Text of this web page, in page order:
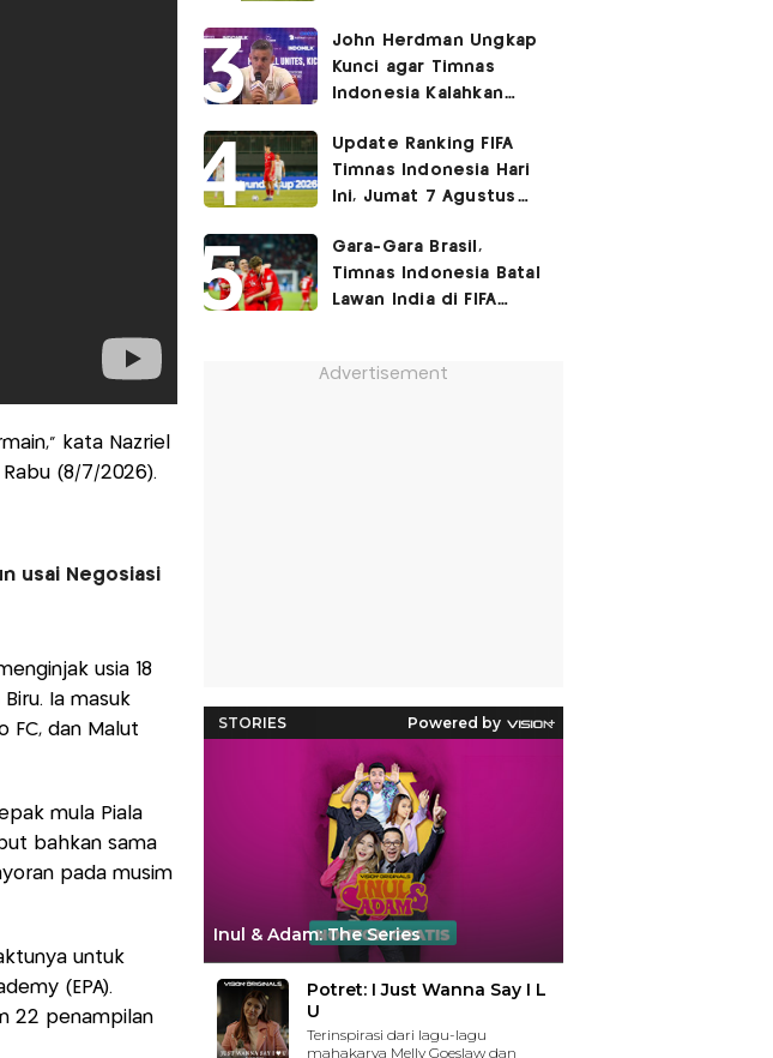
kata Nazriel
(8/7/2026).
usai Negosiasi
usia 18
Ia masuk
FC, dan Malut
mula Piala
bahkan sama
pada musim
untuk
(EPA).
22 penampilan
2026: Laga Hidup Mati
John Herdman Ungkap
Kunci agar Timnas
Indonesia Kalahkan
2026: Tenang tapi
Berapi-api
Update Ranking FIFA
Timnas Indonesia Hari
Ini, Jumat 7 Agustus
Singapura!
Gara-Gara Brasil,
Timnas Indonesia Batal
Lawan India di FIFA
Advertisement